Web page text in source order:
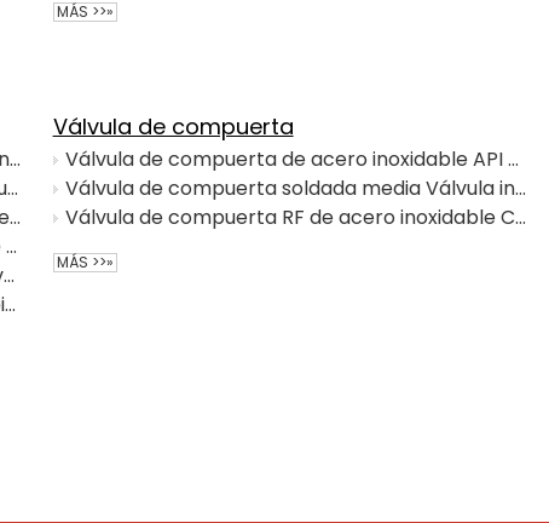
MÁS >>»
Válvula de bola de entrada superior de acero inoxidable montada en muñón de puerto completo API 6D
Válvula de bola con brida de acero de forja neumática a prueba de explosiones API6D
El tipo flotante de la vávula de bola del reborde del API 6D Q47F reduce el diámetro interior
Válvula de bola de doble bola con doble cierre y purga
La alta temperatura 6inch 600LB reduce la vávula de bola asentada metal del muñón del diámetro interior
Válvula de bola forjada SW PEEK Seat de tres piezas 2500LB
Válvula de compuerta
Válvula de compuerta de acero inoxidable API 600 CF8/CF8m para alta presión
Válvula de compuerta soldada media Válvula industrial Válvula de compuerta de acero forjado para WOG
Válvula de compuerta RF de acero inoxidable CF8 4' 600LB
MÁS >>»